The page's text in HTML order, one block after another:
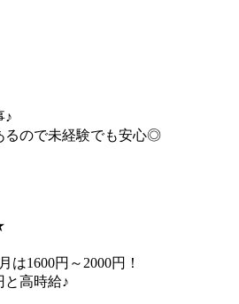
♪
るので未経験でも安心◎
1600円～2000円！
と高時給♪